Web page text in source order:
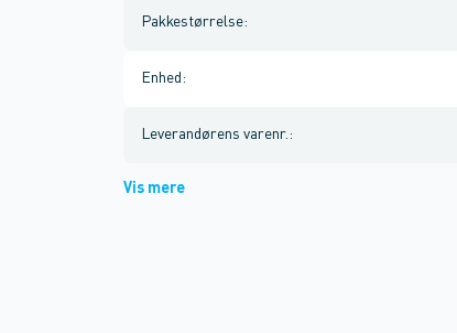
Pakkestørrelse:
Enhed :
Leverandørens varenr. :
Vis mere